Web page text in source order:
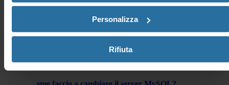
Personalizza
Rifiuta
Dove trovo gli errori del mio sito?
seguito di errori legati al codice del sito (tema, plugin,
script). In questi casi digitando il tuo sito, potresti...